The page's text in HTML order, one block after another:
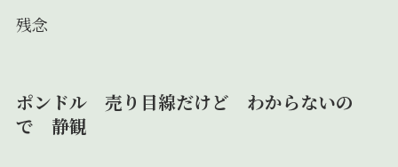
残念
ポンドル 売り目線だけど わからないの
で 静観